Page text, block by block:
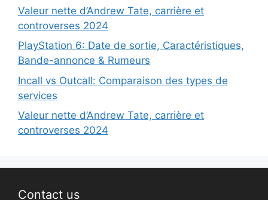
Valeur nette d’Andrew Tate, carrière et
controverses 2024
PlayStation 6: Date de sortie, Caractéristiques,
Bande-annonce & Rumeurs
Incall vs Outcall: Comparaison des types de
services
Valeur nette d’Andrew Tate, carrière et
controverses 2024
Contact us